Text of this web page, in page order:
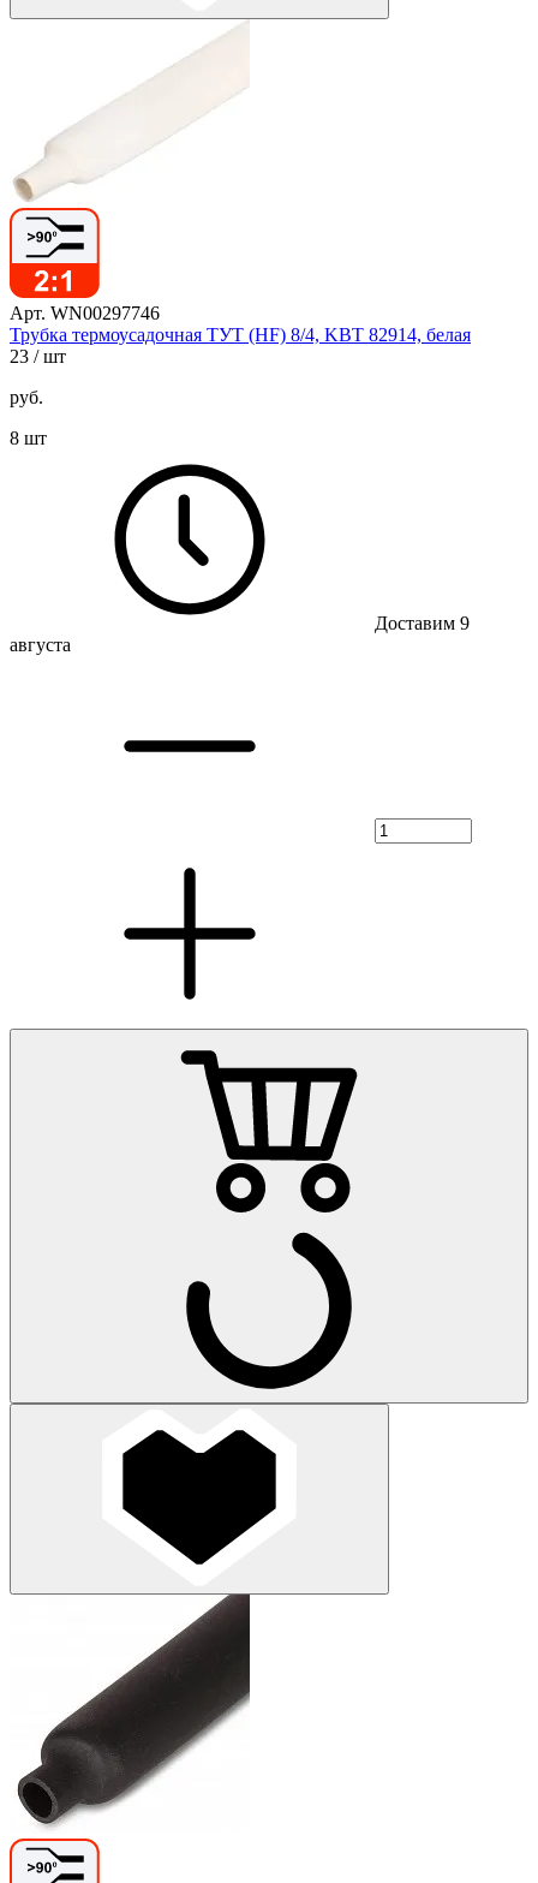
Арт. WN00297746
Трубка термоусадочная ТУТ (HF) 8/4, KBT 82914, белая
23 / шт
руб.
8 шт
Доставим 9
августа